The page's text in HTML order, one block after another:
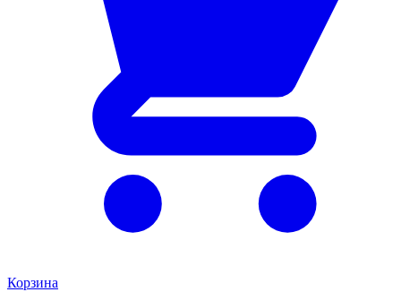
Корзина